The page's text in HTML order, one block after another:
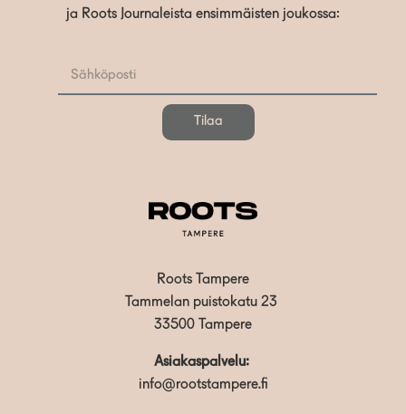
ja Roots Journaleista ensimmäisten joukossa:
Tilaa
Roots Tampere
Tammelan puistokatu 23
33500 Tampere
Asiakaspalvelu:
info@rootstampere.fi